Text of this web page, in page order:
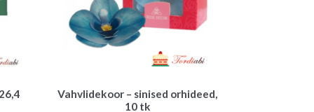
Vahvlidekoor – sinised orhideed,
10 tk